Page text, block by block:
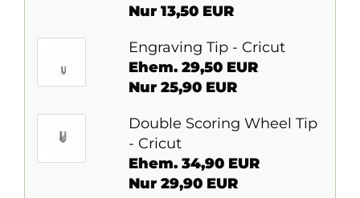
Nur 13,50 EUR
Engraving Tip - Cricut
Ehem. 29,50 EUR
Nur 25,90 EUR
Double Scoring Wheel Tip
- Cricut
Ehem. 34,90 EUR
Nur 29,90 EUR